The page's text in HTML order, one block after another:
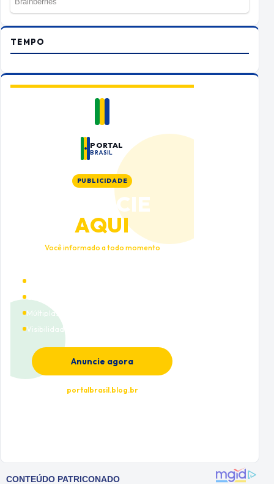
TEMPO
PORTAL
BRASIL
PUBLICIDADE
ANUNCIE
AQUI
Você informado a todo momento
Múltiplas categorias
Visibilidade premium
Anuncie agora
portalbrasil.blog.br